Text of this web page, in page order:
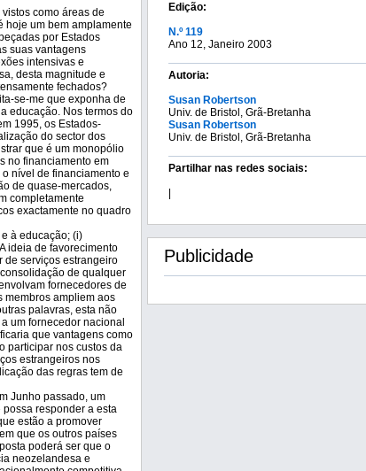
como áreas de
hoje um bem amplamente
por Estados
suas vantagens
intensivas e
desta magnitude e
fechados?
se-me que exponha de
educação. Nos termos do
1995, os Estados-
do sector dos
que é um monopólio
no financiamento em
nível de financiamento e
de quase-mercados,
completamente
exactamente no quadro
à educação; (i)
ideia de favorecimento
de serviços estrangeiro
de qualquer
fornecedores de
membros ampliem aos
palavras, esta não
um fornecedor nacional
que vantagens como
participar nos custos da
estrangeiros nos
das regras tem de
Junho passado, um
responder a esta
estão a promover
que os outros países
poderá ser que o
neozelandesa e
Edição:
N.º 119
Ano 12, Janeiro 2003
Autoria:
Susan Robertson
Univ. de Bristol, Grã-Bretanha
Susan Robertson
Univ. de Bristol, Grã-Bretanha
Partilhar nas redes sociais:
Publicidade